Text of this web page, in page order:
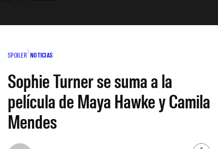
SPOILER NOTICIAS
Sophie Turner se suma a la
película de Maya Hawke y Camila
Mendes